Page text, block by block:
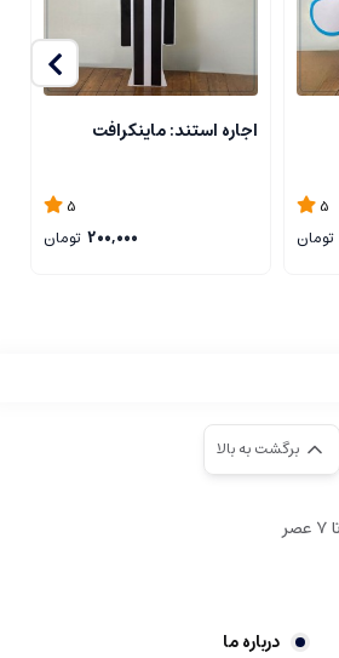
5
تومان
اجاره استند: ماینکرافت
5
200,000 تومان
برگشت به بالا
درباره ما